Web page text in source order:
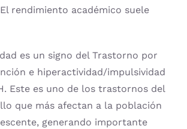
rendimiento académico suele
es un signo del Trastorno por
e hiperactividad/impulsividad
Este es uno de los trastornos del
que más afectan a la población
generando importante